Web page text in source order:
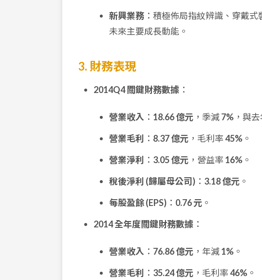
新興業務 ：積極佈局指紋辨識、穿戴
未來主要成長動能。
3. 財務表現
2014Q4 關鍵財務數據 ：
營業收入 ： 18.66 億元 ，季減7% ，與
營業毛利
： 8.37 億元 ，毛利率45% 。
營業淨利
： 3.05 億元 ，營益率 16% 。
稅後淨利 (歸屬母公司) ： 3.18 億元 。
每股盈餘 (EPS) ： 0.76 元 。
2014 全年度關鍵財務數據 ：
營業收入 ： 76.86 億元 ，年減1% 。
營業毛利
： 35.24 億元 ，毛利率46% 。